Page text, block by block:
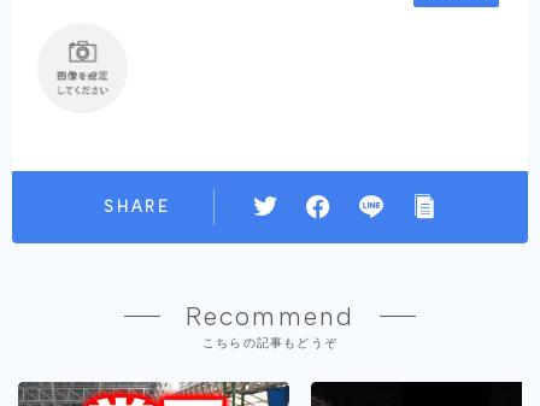
SHARE
Recommend
こちらの記事もどうぞ